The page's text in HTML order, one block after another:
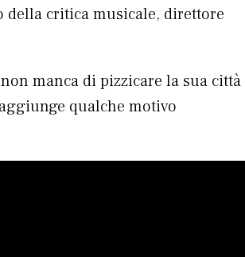
della critica musicale, direttore
manca di pizzicare la sua città
qualche motivo